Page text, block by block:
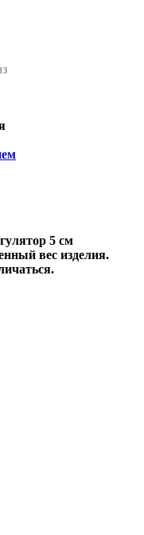
5 см
вес изделия.